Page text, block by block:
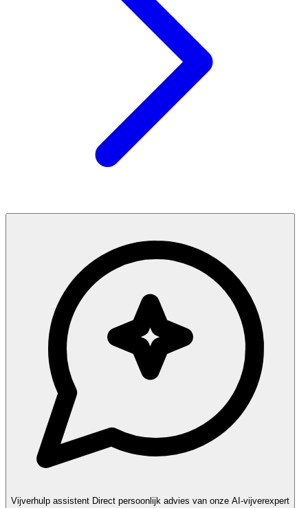
Vijverhulp assistent Direct persoonlijk advies van onze AI-vijverexpert